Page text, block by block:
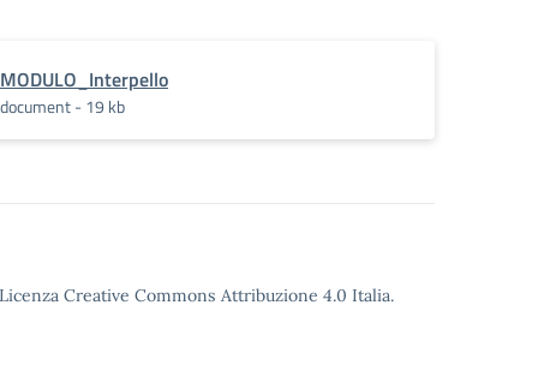
MODULO_Interpello
document - 19 kb
Creative Commons Attribuzione 4.0 Italia.